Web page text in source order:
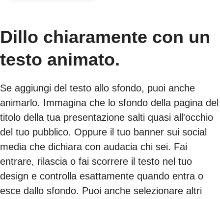
Dillo chiaramente con un
testo animato.
Se aggiungi del testo allo sfondo, puoi anche
animarlo. Immagina che lo sfondo della pagina del
titolo della tua presentazione salti quasi all'occhio
del tuo pubblico. Oppure il tuo banner sui social
media che dichiara con audacia chi sei. Fai
entrare, rilascia o fai scorrere il testo nel tuo
design e controlla esattamente quando entra o
esce dallo sfondo. Puoi anche selezionare altri